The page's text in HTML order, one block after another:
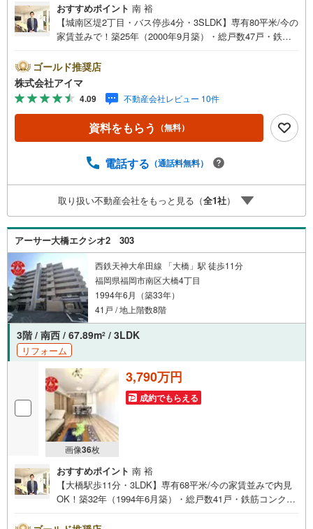
おすすめポイント 南 裕
【城南区堤2丁目・バス停歩4分・3SLDK】専有80平米/今の
家賃並みで！築25年（2000年9月築）・総戸数47戸・鉄筋
3SLDK。専有約80平米。LDKは15帖以上。■リフォーム内
装はリフォーム済みです。■住戸の条件南西向きのお住まい
です。眺望が開けています。風がよく通ります。■防犯・セ
キュリティエントランスはオートロック。共用部に防犯カ
メラを設置。来訪者は映像で確認できます。宅配ボックス
で不在時も荷物を受け取れます。■共用部・暮らしエレベー
■アイマのサポートアイマは福岡のマンション・新築一戸建
携/最長50年の返済プランもご用意平日も夜間もご見学OK/
ご自宅・最寄り駅まで送迎無料/オンライン相談OK「見る
だけ」「ローン相談だけ」でも歓迎します他社でローンが
難しいと言われた方、転職後で審査にご不安の方もご相談
ください
ゴールド推奨店
株式会社アイマ
4.09 不動産会社レビュー 10件
資料をもらう （無料）
電話する （通話料無料）
取り扱い不動産会社をもっと見る（全1社）
アーサー大橋エクシオ2 303
西鉄天神大牟田線 「大橋」駅 徒歩11分
福岡県福岡市南区大橋4丁目
1994年6月（築33年）
41戸 / 地上階数8階
3階 / 南西 / 67.89m2 / 3LDK
リフォーム
画像36枚
3,790万円
成約でもらえる
おすすめポイント 南 裕
【大橋駅歩11分・3LDK】専有68平米/今の家賃並みで内見
OK！築32年（1994年6月築）・総戸数41戸・鉄筋コンクリ